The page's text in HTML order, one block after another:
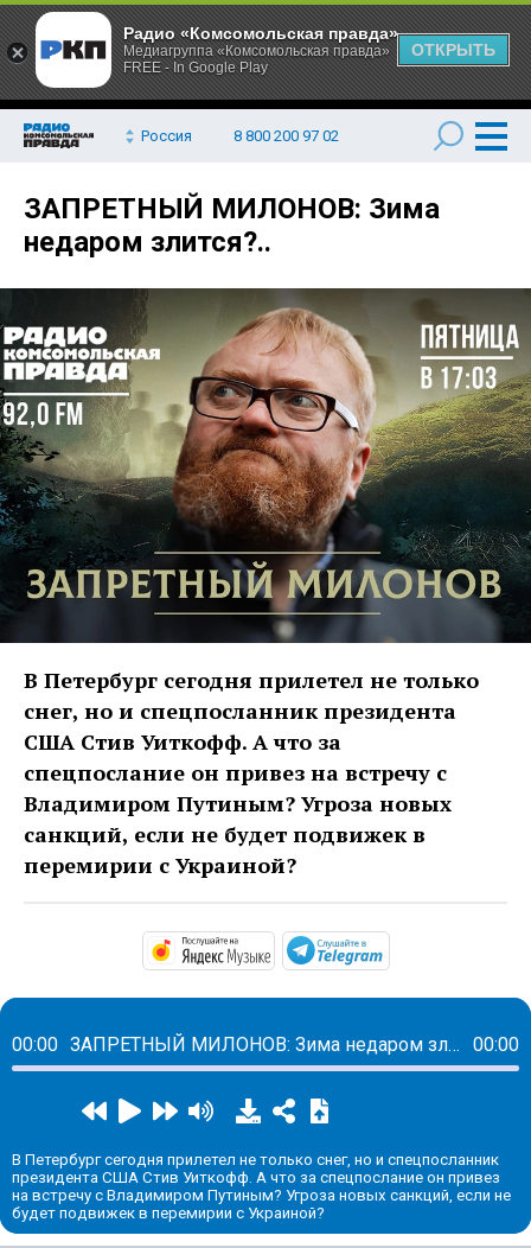
Россия 8 800 200 97 02
ЗАПРЕТНЫЙ МИЛОНОВ: Зима
недаром злится?..
В Петербург сегодня прилетел не только
снег, но и спецпосланник президента
США Стив Уиткофф. А что за
спецпослание он привез на встречу с
Владимиром Путиным? Угроза новых
санкций, если не будет подвижек в
перемирии с Украиной?
https://music.yandex.ru/
00:00 ЗАПРЕТНЫЙ МИЛОНОВ: Зима недаром злится?.. 00:00
В Петербург сегодня прилетел не только снег, но и спецпосланник
президента США Стив Уиткофф. А что за спецпослание он привез
на встречу с Владимиром Путиным? Угроза новых санкций, если не
будет подвижек в перемирии с Украиной?
Радио «Комсомольская правда»
Медиагруппа «Комсомольская правда»
FREE - In Google Play
ОТКРЫТЬ